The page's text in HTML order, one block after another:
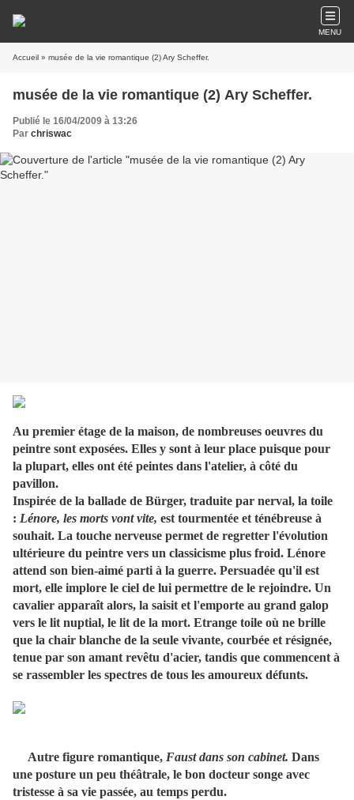
MENU
Accueil » musée de la vie romantique (2) Ary Scheffer.
musée de la vie romantique (2) Ary Scheffer.
Publié le 16/04/2009 à 13:26
Par chriswac
Au premier étage de la maison, de nombreuses oeuvres du
peintre sont exposées. Elles y sont à leur place puisque pour
la plupart, elles ont été peintes dans l'atelier, à côté du
pavillon.
Inspirée de la ballade de Bürger, traduite par nerval, la toile
: Lénore, les morts vont vite, est tourmentée et ténébreuse à
souhait. La touche nerveuse permet de regretter l'évolution
ultérieure du peintre vers un classicisme plus froid. Lénore
attend son bien-aimé parti à la guerre. Persuadée qu'il est
mort, elle implore le ciel de lui permettre de le rejoindre. Un
cavalier apparaît alors, la saisit et l'emporte au grand galop
vers le lit nuptial, le lit de la mort. Etrange toile où ne brille
que la chair blanche de la seule vivante, courbée et résignée,
tenue par son amant revêtu d'acier, tandis que commencent à
se rassembler les spectres de tous les amoureux défunts.
Autre figure romantique, Faust dans son cabinet. Dans
une posture un peu théâtrale, le bon docteur songe avec
tristesse à sa vie passée, au temps perdu.